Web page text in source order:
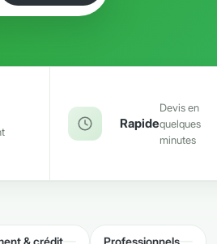
Rapide
Devis en
quelques
minutes
& crédit Professionnels